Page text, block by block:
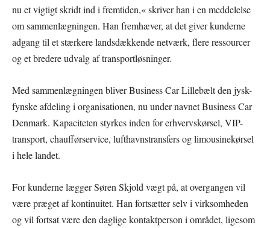
nu et vigtigt skridt ind i fremtiden,« skriver han i en meddelelse
om sammenlægningen. Han fremhæver, at det giver kunderne
adgang til et stærkere landsdækkende netværk, flere ressourcer
og et bredere udvalg af transportløsninger.
Med sammenlægningen bliver Business Car Lillebælt den jysk-
fynske afdeling i organisationen, nu under navnet Business Car
Denmark. Kapaciteten styrkes inden for erhvervskørsel, VIP-
transport, chaufførservice, lufthavnstransfers og limousinekørsel
i hele landet.
For kunderne lægger Søren Skjold vægt på, at overgangen vil
være præget af kontinuitet. Han fortsætter selv i virksomheden
og vil fortsat være den daglige kontaktperson i området, ligesom